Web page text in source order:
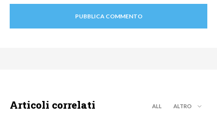
Articoli correlati ALL ALTRO